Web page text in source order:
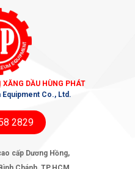
DẦU HÙNG PHÁT
Co., Ltd.
2829
cấp Dương Hồng,